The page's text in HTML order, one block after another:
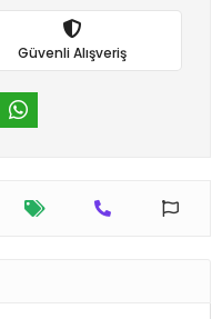
Güvenli Alışveriş